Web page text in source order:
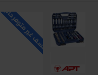
للاسف غير متوفر حاليا